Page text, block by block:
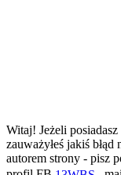
Witaj! Jeżeli
zauważyłeś jakiś
autorem strony - pisz